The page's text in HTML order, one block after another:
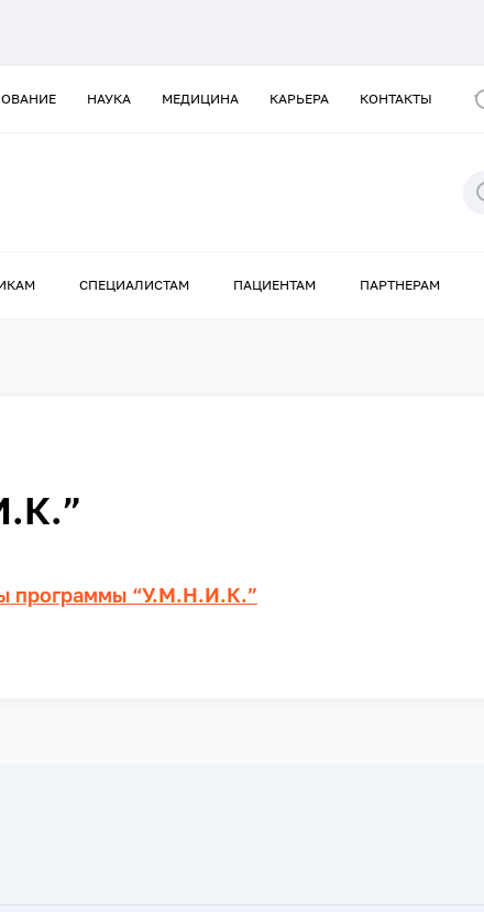
НАУКА МЕДИЦИНА КАРЬЕРА КОНТАКТЫ
СПЕЦИАЛИСТАМ ПАЦИЕНТАМ ПАРТНЕРАМ
программы “У.М.Н.И.К.”